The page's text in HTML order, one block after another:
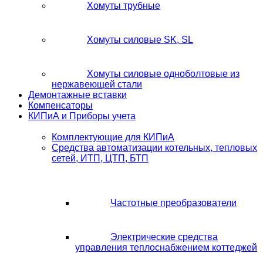
Хомуты трубные
Хомуты силовые SK, SL
Хомуты силовые одноболтовые из
нержавеющей стали
Демонтажные вставки
Компенсаторы
КИПиА и Приборы учета
Комплектующие для КИПиА
Средства автоматизации котельных, тепловых
сетей, ИТП, ЦТП, БТП
Частотные преобразователи
Электрические средства
управления теплоснабжением коттеджей